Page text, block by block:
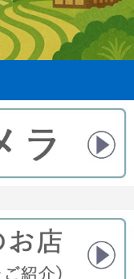
今日の白米千枚田